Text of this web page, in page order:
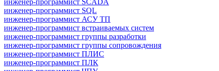
инженер-программист SQL
инженер-программист АСУ ТП
инженер-программист встраиваемых систем
инженер-программист группы разработки
инженер-программист группы сопровождения
инженер-программист ПЛИС
инженер-программист ПЛК